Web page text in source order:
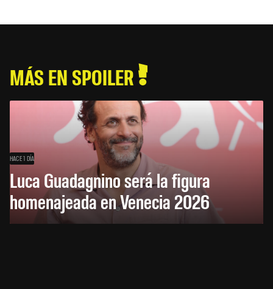
MÁS EN SPOILER
HACE 1 DÍA
Luca Guadagnino será la figura
homenajeada en Venecia 2026